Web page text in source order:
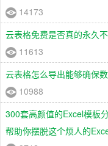
14173
云表格免费是否真的永久
11613
云表格怎么导出能够确保数
10988
300套高颜值的Excel模板
帮助你摆脱这个烦人的